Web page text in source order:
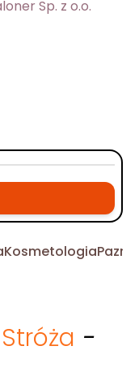
Sp. z o.o.
Kosmetologia
Stróża -